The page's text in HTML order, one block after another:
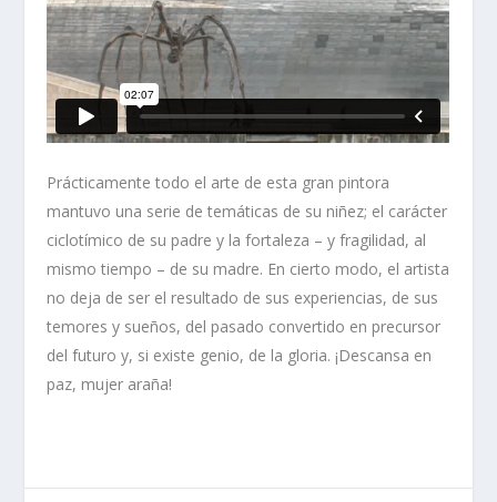
Prácticamente todo el arte de esta gran pintora
mantuvo una serie de temáticas de su niñez; el carácter
ciclotímico de su padre y la fortaleza – y fragilidad, al
mismo tiempo – de su madre. En cierto modo, el artista
no deja de ser el resultado de sus experiencias, de sus
temores y sueños, del pasado convertido en precursor
del futuro y, si existe genio, de la gloria. ¡Descansa en
paz, mujer araña!